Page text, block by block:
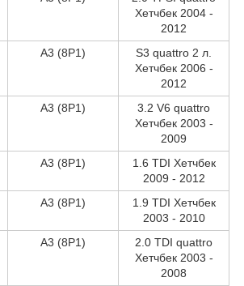
Хетчбек 2004 -
2012
A3 (8P1)
S3 quattro 2 л.
Хетчбек 2006 -
2012
A3 (8P1)
3.2 V6 quattro
Хетчбек 2003 -
2009
A3 (8P1)
1.6 TDI Хетчбек
2009 - 2012
A3 (8P1)
1.9 TDI Хетчбек
2003 - 2010
A3 (8P1)
2.0 TDI quattro
Хетчбек 2003 -
2008